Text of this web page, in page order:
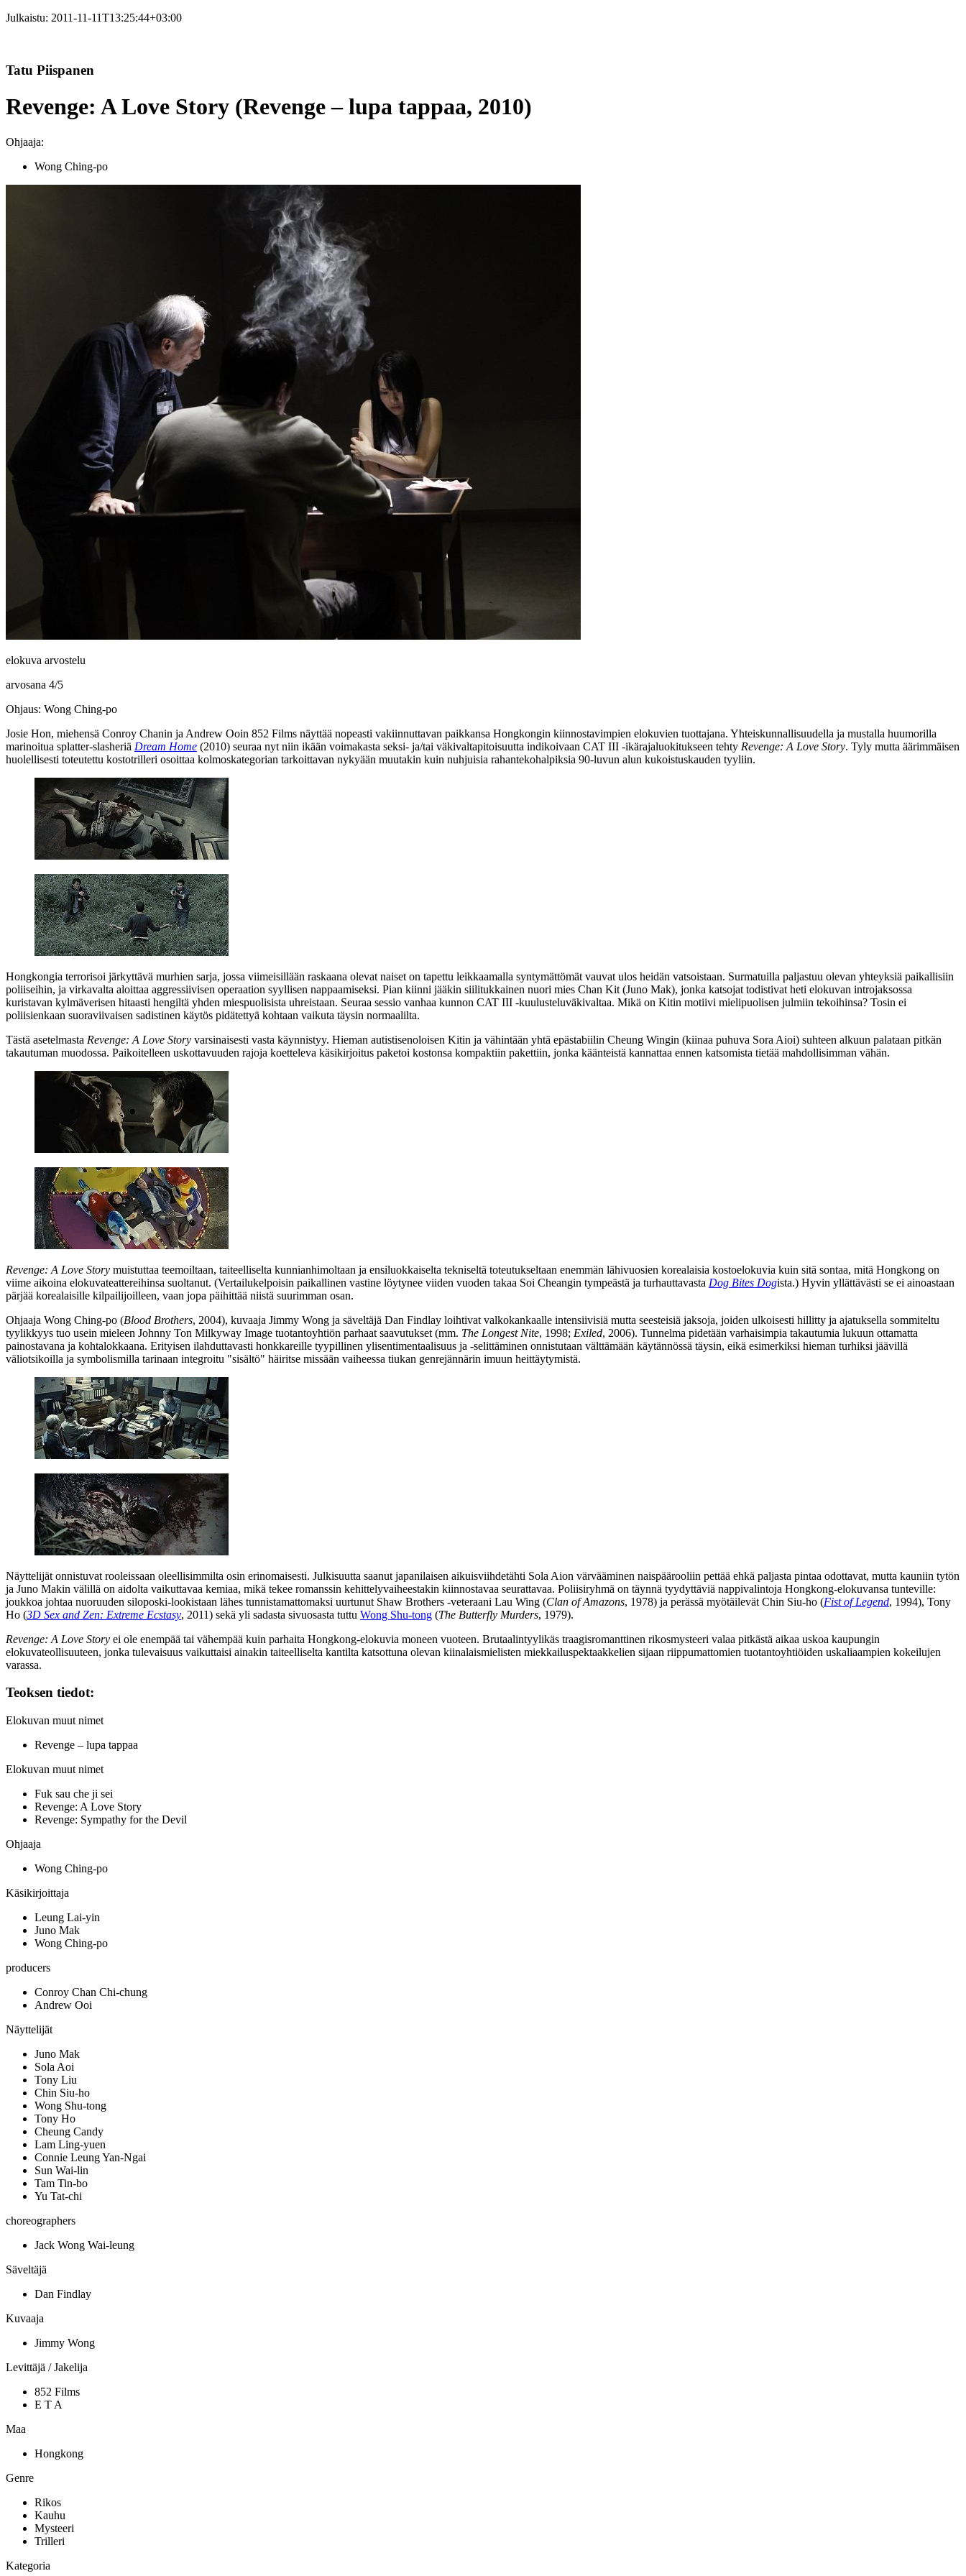
Julkaistu: 2011-11-11T13:25:44+03:00
Tatu Piispanen
Revenge: A Love Story (Revenge – lupa tappaa, 2010)
Ohjaaja:
Wong Ching-po
elokuva arvostelu
arvosana 4/5
Ohjaus: Wong Ching-po
Josie Hon, miehensä Conroy Chanin ja Andrew Ooin 852 Films näyttää nopeasti vakiinnuttavan paikkansa Hongkongin kiinnostavimpien elokuvien tuottajana. Yhteiskunnallisuudella ja mustalla huumorilla
marinoitua splatter-slasheriä Dream Home (2010) seuraa nyt niin ikään voimakasta seksi‑ ja/tai väkivaltapitoisuutta indikoivaan CAT III ‑ikärajaluokitukseen tehty Revenge: A Love Story. Tyly mutta äärimmäisen
huolellisesti toteutettu kostotrilleri osoittaa kolmoskategorian tarkoittavan nykyään muutakin kuin nuhjuisia rahantekohalpiksia 90‑luvun alun kukoistuskauden tyyliin.
Hongkongia terrorisoi järkyttävä murhien sarja, jossa viimeisillään raskaana olevat naiset on tapettu leikkaamalla syntymättömät vauvat ulos heidän vatsoistaan. Surmatuilla paljastuu olevan yhteyksiä paikallisiin
poliiseihin, ja virkavalta aloittaa aggressiivisen operaation syyllisen nappaamiseksi. Pian kiinni jääkin siilitukkainen nuori mies Chan Kit (Juno Mak), jonka katsojat todistivat heti elokuvan introjaksossa
kuristavan kylmäverisen hitaasti hengiltä yhden miespuolisista uhreistaan. Seuraa sessio vanhaa kunnon CAT III ‑kuulusteluväkivaltaa. Mikä on Kitin motiivi mielipuolisen julmiin tekoihinsa? Tosin ei
poliisienkaan suoraviivaisen sadistinen käytös pidätettyä kohtaan vaikuta täysin normaalilta.
Tästä asetelmasta Revenge: A Love Story varsinaisesti vasta käynnistyy. Hieman autistisenoloisen Kitin ja vähintään yhtä epästabiilin Cheung Wingin (kiinaa puhuva Sora Aioi) suhteen alkuun palataan pitkän
takautuman muodossa. Paikoitelleen uskottavuuden rajoja koetteleva käsikirjoitus paketoi kostonsa kompaktiin pakettiin, jonka käänteistä kannattaa ennen katsomista tietää mahdollisimman vähän.
Revenge: A Love Story muistuttaa teemoiltaan, taiteelliselta kunnianhimoltaan ja ensiluokkaiselta tekniseltä toteutukseltaan enemmän lähivuosien korealaisia kostoelokuvia kuin sitä sontaa, mitä Hongkong on
viime aikoina elokuvateattereihinsa suoltanut. (Vertailukelpoisin paikallinen vastine löytynee viiden vuoden takaa Soi Cheangin tympeästä ja turhauttavasta Dog Bites Dogista.) Hyvin yllättävästi se ei ainoastaan
pärjää korealaisille kilpailijoilleen, vaan jopa päihittää niistä suurimman osan.
Ohjaaja Wong Ching‑po (Blood Brothers, 2004), kuvaaja Jimmy Wong ja säveltäjä Dan Findlay loihtivat valkokankaalle intensiivisiä mutta seesteisiä jaksoja, joiden ulkoisesti hillitty ja ajatuksella sommiteltu
tyylikkyys tuo usein mieleen Johnny Ton Milkyway Image tuotantoyhtiön parhaat saavutukset (mm. The Longest Nite, 1998; Exiled, 2006). Tunnelma pidetään varhaisimpia takautumia lukuun ottamatta
painostavana ja kohtalokkaana. Erityisen ilahduttavasti honkkareille tyypillinen ylisentimentaalisuus ja ‑selittäminen onnistutaan välttämään käytännössä täysin, eikä esimerkiksi hieman turhiksi jäävillä
väliotsikoilla ja symbolismilla tarinaan integroitu "sisältö" häiritse missään vaiheessa tiukan genrejännärin imuun heittäytymistä.
Näyttelijät onnistuvat rooleissaan oleellisimmilta osin erinomaisesti. Julkisuutta saanut japanilaisen aikuisviihdetähti Sola Aion värvääminen naispäärooliin pettää ehkä paljasta pintaa odottavat, mutta kauniin tytön
ja Juno Makin välillä on aidolta vaikuttavaa kemiaa, mikä tekee romanssin kehittelyvaiheestakin kiinnostavaa seurattavaa. Poliisiryhmä on täynnä tyydyttäviä nappivalintoja Hongkong-elokuvansa tunteville:
joukkoa johtaa nuoruuden siloposki-lookistaan lähes tunnistamattomaksi uurtunut Shaw Brothers ‑veteraani Lau Wing (Clan of Amazons, 1978) ja perässä myötäilevät Chin Siu‑ho (Fist of Legend, 1994), Tony
Ho (3D Sex and Zen: Extreme Ecstasy, 2011) sekä yli sadasta sivuosasta tuttu Wong Shu‑tong (The Butterfly Murders, 1979).
Revenge: A Love Story ei ole enempää tai vähempää kuin parhaita Hongkong-elokuvia moneen vuoteen. Brutaalintyylikäs traagisromanttinen rikosmysteeri valaa pitkästä aikaa uskoa kaupungin
elokuvateollisuuteen, jonka tulevaisuus vaikuttaisi ainakin taiteelliselta kantilta katsottuna olevan kiinalaismielisten miekkailuspektaakkelien sijaan riippumattomien tuotantoyhtiöiden uskaliaampien kokeilujen
varassa.
Teoksen tiedot:
Elokuvan muut nimet
Revenge – lupa tappaa
Elokuvan muut nimet
Fuk sau che ji sei
Revenge: A Love Story
Revenge: Sympathy for the Devil
Ohjaaja
Wong Ching-po
Käsikirjoittaja
Leung Lai-yin
Juno Mak
Wong Ching-po
producers
Conroy Chan Chi-chung
Andrew Ooi
Näyttelijät
Juno Mak
Sola Aoi
Tony Liu
Chin Siu-ho
Wong Shu-tong
Tony Ho
Cheung Candy
Lam Ling-yuen
Connie Leung Yan-Ngai
Sun Wai-lin
Tam Tin-bo
Yu Tat-chi
choreographers
Jack Wong Wai-leung
Säveltäjä
Dan Findlay
Kuvaaja
Jimmy Wong
Levittäjä / Jakelija
852 Films
E T A
Maa
Hongkong
Genre
Rikos
Kauhu
Mysteeri
Trilleri
Kategoria